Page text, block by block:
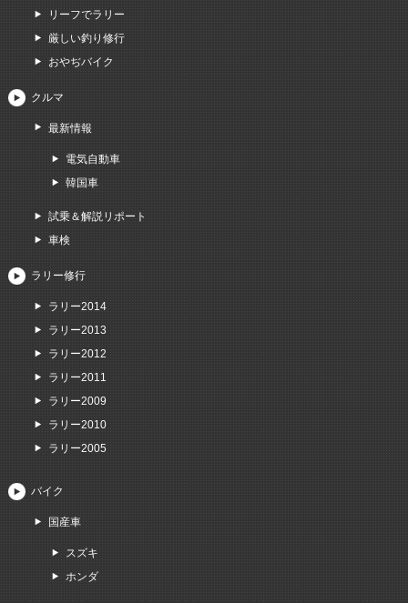
リーフでラリー
厳しい釣り修行
おやぢバイク
クルマ
最新情報
電気自動車
韓国車
試乗＆解説リポート
車検
ラリー修行
ラリー2014
ラリー2013
ラリー2012
ラリー2011
ラリー2009
ラリー2010
ラリー2005
バイク
国産車
スズキ
ホンダ